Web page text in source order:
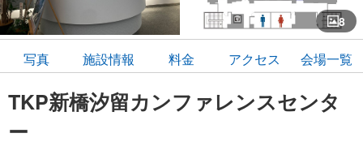
TKP新橋汐留カンファレンスセンタ
ー
写真 施設情報 料金 アクセス 会場一覧
8